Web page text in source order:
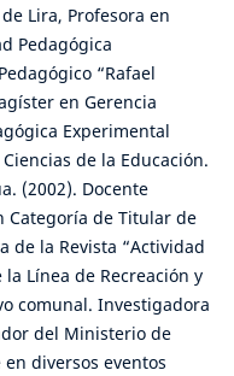
Lira, Profesora en
Pedagógica
“Rafael
en Gerencia
Experimental
de la Educación.
(2002). Docente
Categoría de Titular de
de la Revista “Actividad
Línea de Recreación y
comunal. Investigadora
del Ministerio de
en diversos eventos